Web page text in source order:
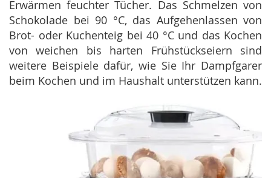
Erwärmen feuchter Tücher. Das Schmelzen von
Schokolade bei 90 °C, das Aufgehenlassen von
Brot- oder Kuchenteig bei 40 °C und das Kochen
von weichen bis harten Frühstückseiern sind
weitere Beispiele dafür, wie Sie Ihr Dampfgarer
beim Kochen und im Haushalt unterstützen kann.